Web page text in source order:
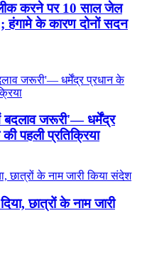
करने पर 10 साल जेल
हंगामे के कारण दोनों सदन
बदलाव जरूरी'— धर्मेंद्र
पहली प्रतिक्रिया
छात्रों के नाम जारी